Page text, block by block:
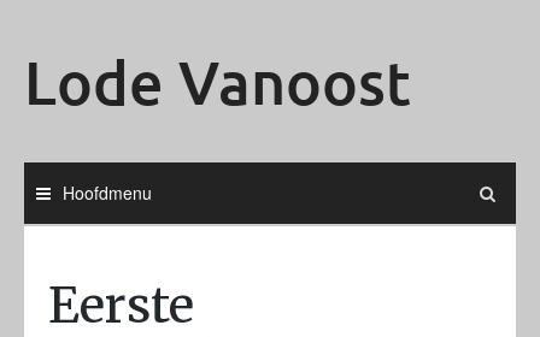
Lode Vanoost
Hoofdmenu
Eerste